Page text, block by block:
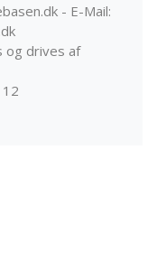
- E-Mail:
og drives af
12